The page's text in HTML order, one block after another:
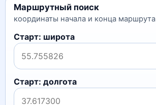
Маршрутный поиск
координаты начала и конца маршрута
Старт: широта
Старт: долгота